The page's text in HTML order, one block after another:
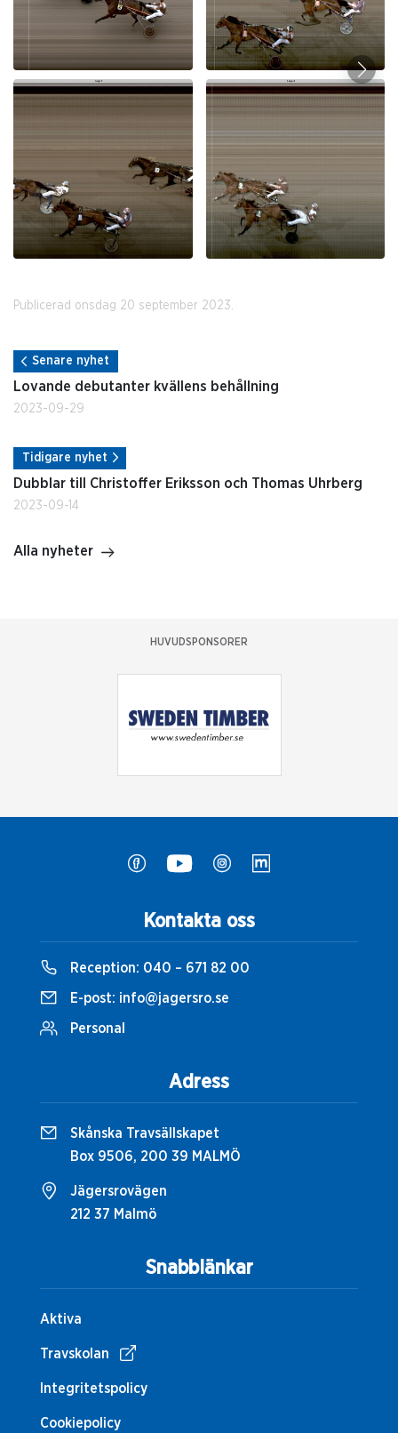
Publicerad onsdag 20 september 2023.
Senare nyhet
Lovande debutanter kvällens behållning
2023-09-29
Tidigare nyhet
Dubblar till Christoffer Eriksson och Thomas Uhrberg
2023-09-14
Alla nyheter
HUVUDSPONSORER
Snabblänkar
Aktiva
Travskolan
Integritetspolicy
Cookiepolicy
Kontakta oss
Reception: 040 – 671 82 00
E-post: info@jagersro.se
Personal
Adress
Skånska Travsällskapet
Box 9506, 200 39 MALMÖ
Jägersrovägen
212 37 Malmö